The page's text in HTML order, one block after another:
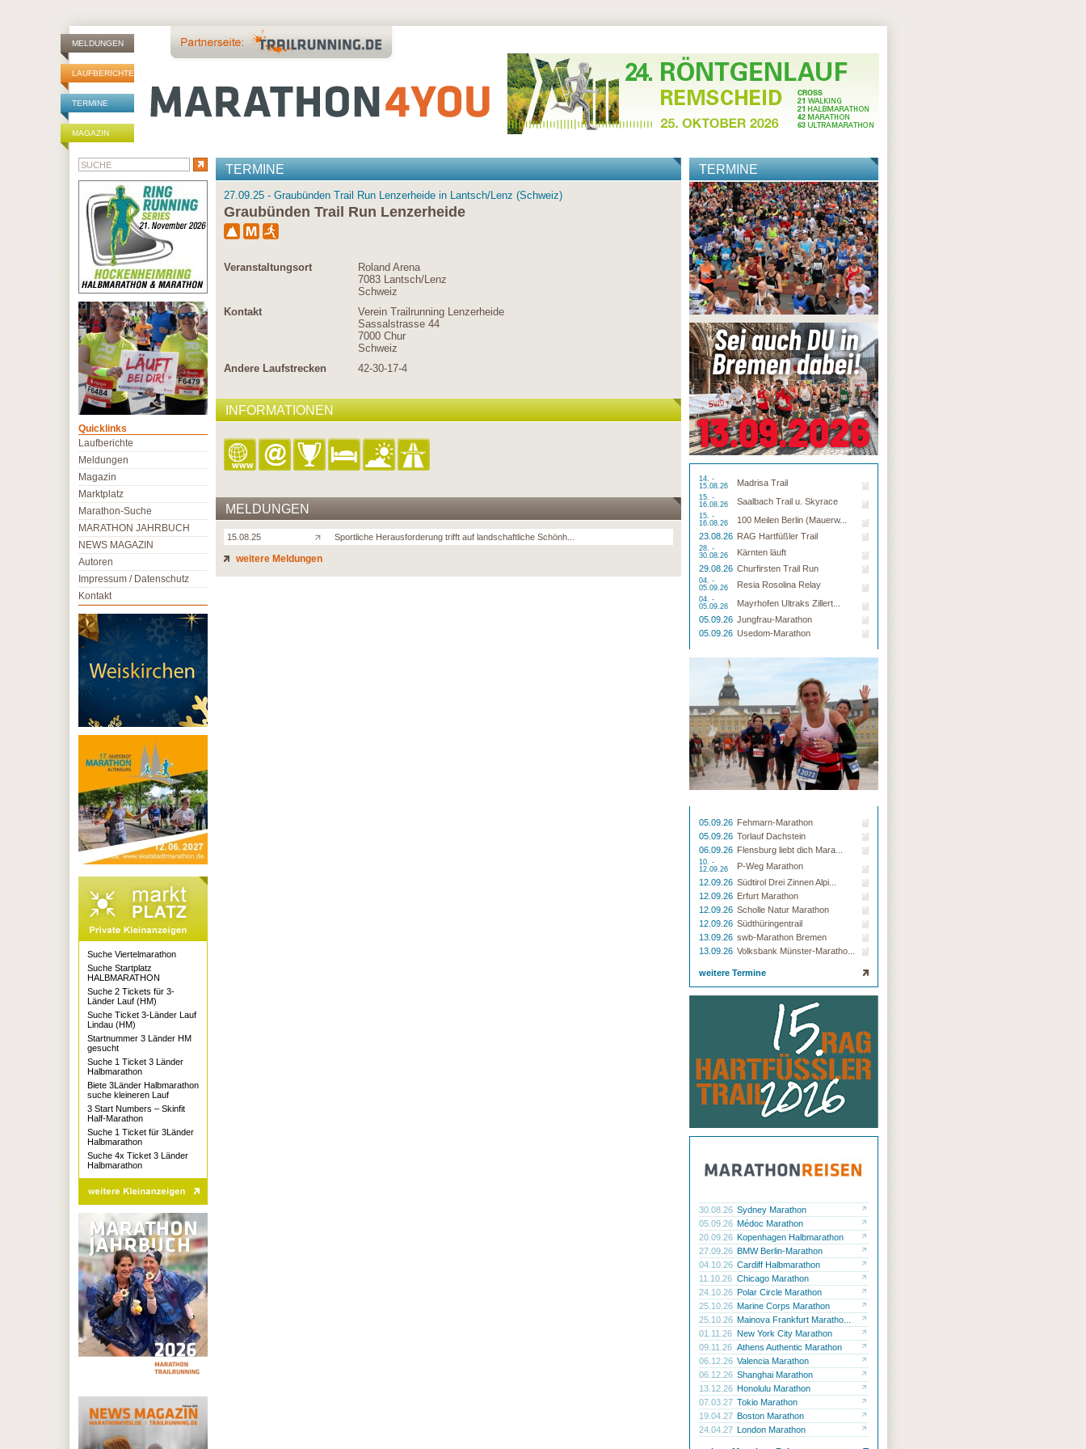
MELDUNGEN
LAUFBERICHTE
TERMINE
MAGAZIN
TERMINE
27.09.25 - Graubünden Trail Run Lenzerheide in Lantsch/Lenz (Schweiz)
Graubünden Trail Run Lenzerheide
Veranstaltungsort
Roland Arena
7083 Lantsch/Lenz
Schweiz
Kontakt
Verein Trailrunning Lenzerheide
Sassalstrasse 44
7000 Chur
Schweiz
Andere Laufstrecken
42-30-17-4
INFORMATIONEN
MELDUNGEN
15.08.25 Sportliche Herausforderung trifft auf landschaftliche Schönh...
weitere Meldungen
TERMINE
14. -
15.08.26
Madrisa Trail
15. -
16.08.26
Saalbach Trail u. Skyrace
15. -
16.08.26
100 Meilen Berlin (Mauerw...
23.08.26 RAG Hartfüßler Trail
28. -
30.08.26
Kärnten läuft
29.08.26 Churfirsten Trail Run
04. -
05.09.26
Resia Rosolina Relay
04. -
05.09.26
Mayrhofen Ultraks Zillert...
05.09.26 Jungfrau-Marathon
05.09.26 Usedom-Marathon
05.09.26 Fehmarn-Marathon
05.09.26 Torlauf Dachstein
06.09.26 Flensburg liebt dich Mara...
10. -
12.09.26
P-Weg Marathon
12.09.26 Südtirol Drei Zinnen Alpi...
12.09.26 Erfurt Marathon
12.09.26 Scholle Natur Marathon
12.09.26 Südthüringentrail
13.09.26 swb-Marathon Bremen
13.09.26 Volksbank Münster-Maratho...
weitere Termine
30.08.26 Sydney Marathon
05.09.26 Médoc Marathon
20.09.26 Kopenhagen Halbmarathon
27.09.26 BMW Berlin-Marathon
04.10.26 Cardiff Halbmarathon
11.10.26 Chicago Marathon
24.10.26 Polar Circle Marathon
25.10.26 Marine Corps Marathon
25.10.26 Mainova Frankfurt Maratho...
01.11.26 New York City Marathon
09.11.26 Athens Authentic Marathon
06.12.26 Valencia Marathon
06.12.26 Shanghai Marathon
13.12.26 Honolulu Marathon
07.03.27 Tokio Marathon
19.04.27 Boston Marathon
24.04.27 London Marathon
Quicklinks
Laufberichte
Meldungen
Magazin
Marktplatz
Marathon-Suche
MARATHON JAHRBUCH
NEWS MAGAZIN
Autoren
Impressum / Datenschutz
Kontakt
Suche Viertelmarathon
Suche Startplatz
HALBMARATHON
Suche 2 Tickets für 3-
Länder Lauf (HM)
Suche Ticket 3-Länder Lauf
Lindau (HM)
Startnummer 3 Länder HM
gesucht
Suche 1 Ticket 3 Länder
Halbmarathon
Biete 3Länder Halbmarathon
suche kleineren Lauf
3 Start Numbers – Skinfit
Half-Marathon
Suche 1 Ticket für 3Länder
Halbmarathon
Suche 4x Ticket 3 Länder
Halbmarathon